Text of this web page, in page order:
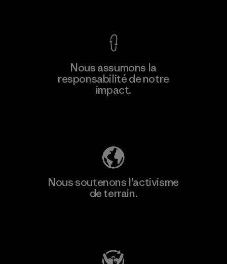
Nous assumons la
responsabilité de notre
impact.
Nous soutenons l'activisme
de terrain.